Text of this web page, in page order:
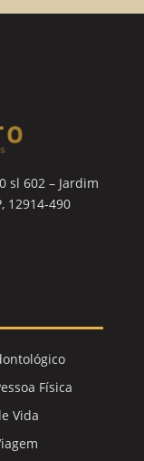
sl 602 – Jardim
12914-490
Física
Vida